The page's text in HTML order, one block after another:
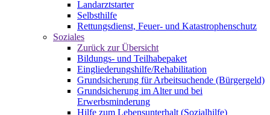
Landarztstarter
Selbsthilfe
Rettungsdienst, Feuer- und Katastrophenschutz
Soziales
Zurück zur Übersicht
Bildungs- und Teilhabepaket
Eingliederungshilfe/Rehabilitation
Grundsicherung für Arbeitsuchende (Bürgergeld)
Grundsicherung im Alter und bei
Erwerbsminderung
Hilfe zum Lebensunterhalt (Sozialhilfe)